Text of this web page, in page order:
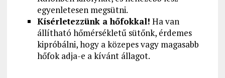
egyenletesen megsütni.
Kísérletezzünk a hőfokkal! Ha van
állítható hőmérsékletű sütőnk, érdemes
kipróbálni, hogy a közepes vagy magasabb
hőfok adja-e a kívánt állagot.